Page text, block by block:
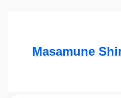
Masamune